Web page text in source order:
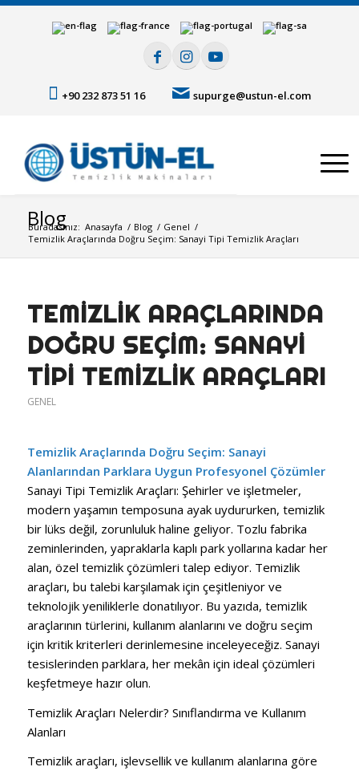
+90 232 873 51 16 supurge@ustun-el.com
Blog
Buradasınız: Anasayfa / Blog / Genel /
Temizlik Araçlarında Doğru Seçim: Sanayi Tipi Temizlik Araçları
TEMIZLIK ARAÇLARINDA
DOĞRU SEÇIM: SANAYI
TIPI TEMIZLIK ARAÇLARI
GENEL
Temizlik Araçlarında Doğru Seçim: Sanayi
Alanlarından Parklara Uygun Profesyonel Çözümler
Sanayi Tipi Temizlik Araçları: Şehirler ve işletmeler,
modern yaşamın temposuna ayak uydururken, temizlik
bir lüks değil, zorunluluk haline geliyor. Tozlu fabrika
zeminlerinden, yapraklarla kaplı park yollarına kadar her
alan, özel temizlik çözümleri talep ediyor. Temizlik
araçları, bu talebi karşılamak için çeşitleniyor ve
teknolojik yeniliklerle donatılıyor. Bu yazıda, temizlik
araçlarının türlerini, kullanım alanlarını ve doğru seçim
için kritik kriterleri derinlemesine inceleyeceğiz. Sanayi
tesislerinden parklara, her mekân için ideal çözümleri
keşfetmeye hazır olun.
Temizlik Araçları Nelerdir? Sınıflandırma ve Kullanım
Alanları
Temizlik araçları, işlevsellik ve kullanım alanlarına göre